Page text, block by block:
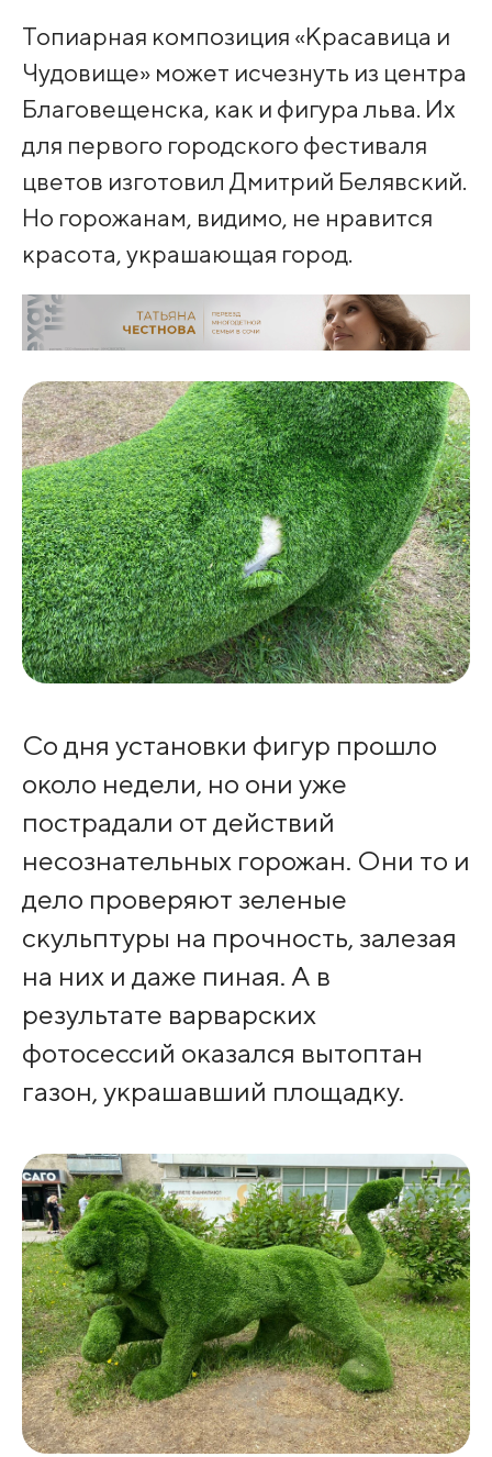
Топиарная композиция «Красавица и
Чудовище» может исчезнуть из центра
Благовещенска, как и фигура льва. Их
для первого городского фестиваля
цветов изготовил Дмитрий Белявский.
Но горожанам, видимо, не нравится
красота, украшающая город.
Со дня установки фигур прошло
около недели, но они уже
пострадали от действий
несознательных горожан. Они то и
дело проверяют зеленые
скульптуры на прочность, залезая
на них и даже пиная. А в
результате варварских
фотосессий оказался вытоптан
газон, украшавший площадку.